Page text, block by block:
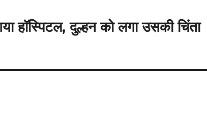
हॉस्पिटल, दुल्हन को लगा उसकी चिंता